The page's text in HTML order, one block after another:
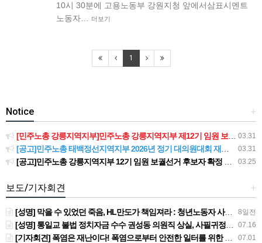
10시 30분에 고용노동부 강원지청 앞에서삼표시멘트
노동자…
더보기
1
+
Notice
03.31
[민주노총 강릉지역지부]민주노총 강릉지역지부 제12기 임원 보궐선거결과 공고
03.31
[공고]민주노총 태백정선지역지부 2026년 정기 대의원대회 재소집 건
03.25
[공고]민주노총 강릉지역지부 12기 임원 보궐선거 후보자 확정 공고
+
보도/기자회견
8일전
[성명] 막을 수 있었던 죽음, HL만도가 책임져라 : 청년노동자 사망사고의 철저한 진상규명과 재발방지 대책 마련하라
07.16
[성명] 통일교 불법 정치자금 수수 권성동 의원직 상실, 사필귀정이다
07.01
[기자회견] 폭염은 재난이다! 폭염으로부터 안전한 일터를 위한 민주노총 강원지역본부 폭염감시단 선포 기자회견